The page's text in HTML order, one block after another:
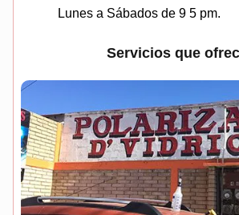
Lunes a Sábados de 9 5 pm.
Servicios que